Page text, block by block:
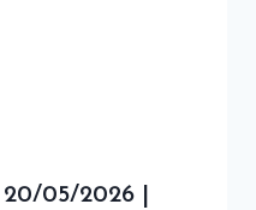
05/2026 |